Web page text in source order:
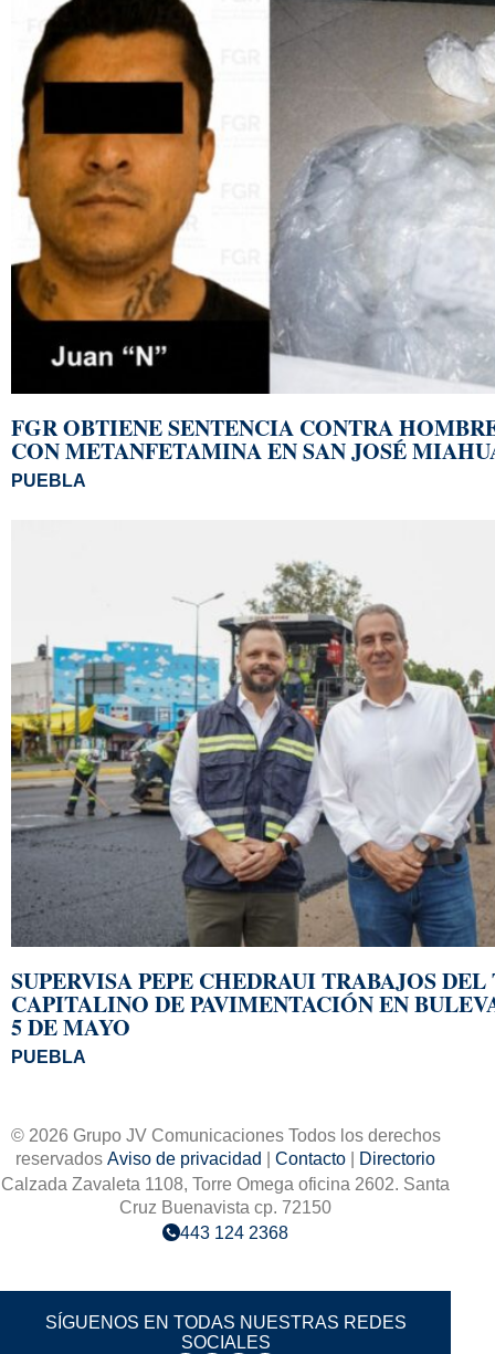
FGR OBTIENE SENTENCIA CONTRA
CON METANFETAMINA EN SAN JOSÉ
PUEBLA
SUPERVISA PEPE CHEDRAUI TRABAJOS DEL
CAPITALINO DE PAVIMENTACIÓN EN
5 DE MAYO
PUEBLA
© 2026 Grupo JV Comunicaciones Todos los derechos
reservados Aviso de privacidad Contacto
Directorio
Calzada Zavaleta 1108, Torre Omega oficina 2602. Santa
Cruz Buenavista cp. 72150
443 124 2368
SÍGUENOS EN TODAS NUESTRAS REDES
SOCIALES